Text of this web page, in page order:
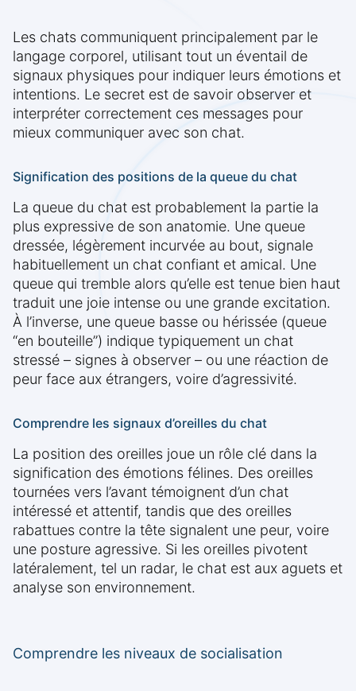
Les chats communiquent principalement par le
langage corporel, utilisant tout un éventail de
signaux physiques pour indiquer leurs émotions et
intentions. Le secret est de savoir observer et
interpréter correctement ces messages pour
mieux communiquer avec son chat.
Signification des positions de la queue du chat
La queue du chat est probablement la partie la
plus expressive de son anatomie. Une queue
dressée, légèrement incurvée au bout, signale
habituellement un chat confiant et amical. Une
queue qui tremble alors qu’elle est tenue bien haut
traduit une joie intense ou une grande excitation.
À l’inverse, une queue basse ou hérissée (queue
“en bouteille”) indique typiquement un chat
stressé – signes à observer – ou une réaction de
peur face aux étrangers, voire d’agressivité.
Comprendre les signaux d’oreilles du chat
La position des oreilles joue un rôle clé dans la
signification des émotions félines. Des oreilles
tournées vers l’avant témoignent d’un chat
intéressé et attentif, tandis que des oreilles
rabattues contre la tête signalent une peur, voire
une posture agressive. Si les oreilles pivotent
latéralement, tel un radar, le chat est aux aguets et
analyse son environnement.
Comprendre les niveaux de socialisation